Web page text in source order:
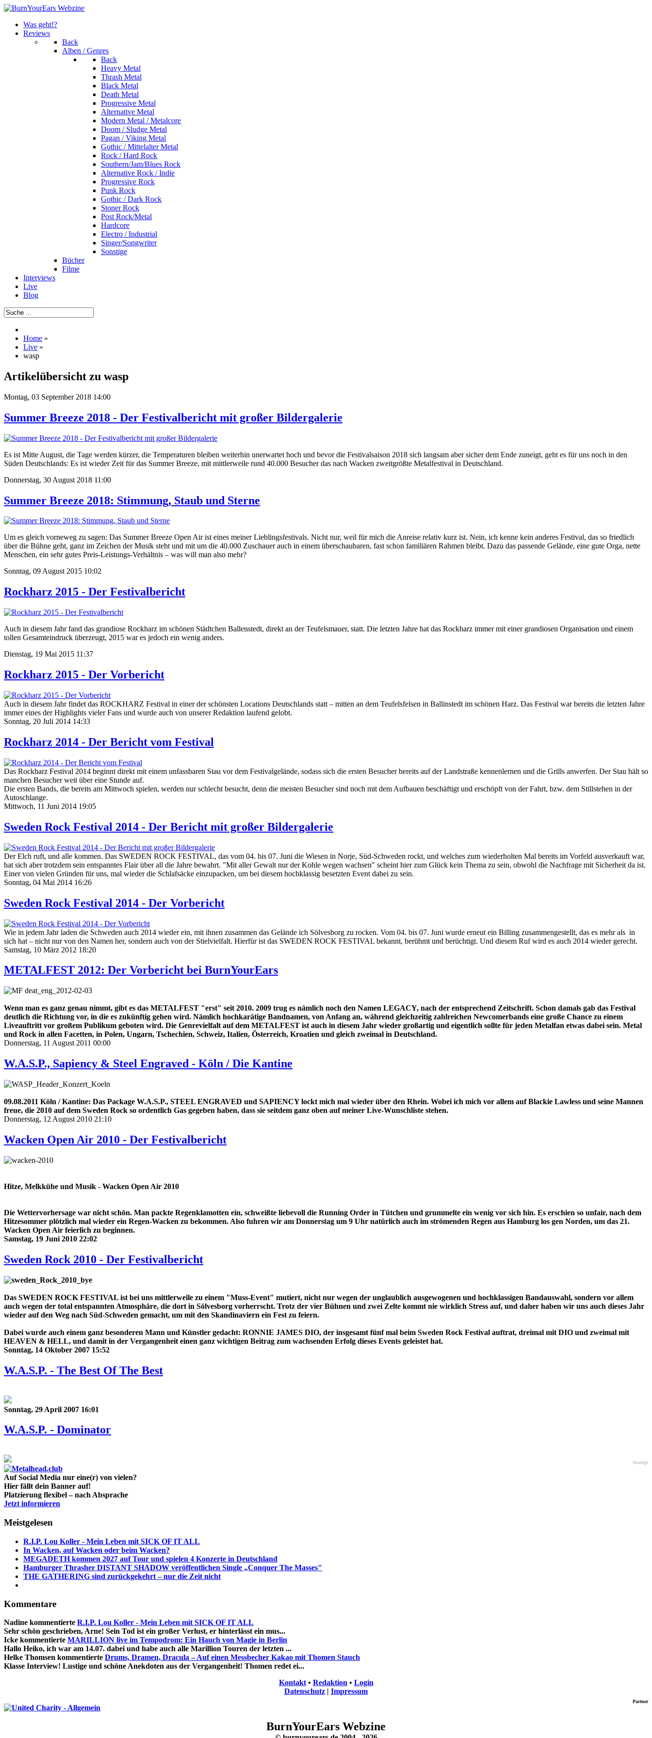
Was geht!?
Reviews
Back
Alben / Genres
Back
Heavy Metal
Thrash Metal
Black Metal
Death Metal
Progressive Metal
Alternative Metal
Modern Metal / Metalcore
Doom / Sludge Metal
Pagan / Viking Metal
Gothic / Mittelalter Metal
Rock / Hard Rock
Southern/Jam/Blues Rock
Alternative Rock / Indie
Progressive Rock
Punk Rock
Gothic / Dark Rock
Stoner Rock
Post Rock/Metal
Hardcore
Electro / Industrial
Singer/Songwriter
Sonstige
Bücher
Filme
Interviews
Live
Blog
Home »
Live »
wasp
Artikelübersicht zu wasp
Montag, 03 September 2018 14:00
Summer Breeze 2018 - Der Festivalbericht mit großer Bildergalerie
Es ist Mitte August, die Tage werden kürzer, die Temperaturen bleiben weiterhin unerwartet hoch und bevor die Festivalsaison 2018 sich langsam aber sicher dem Ende zuneigt, geht es für uns noch in den
Süden Deutschlands: Es ist wieder Zeit für das Summer Breeze, mit mittlerweile rund 40.000 Besucher das nach Wacken zweitgrößte Metalfestival in Deutschland.
Donnerstag, 30 August 2018 11:00
Summer Breeze 2018: Stimmung, Staub und Sterne
Um es gleich vorneweg zu sagen: Das Summer Breeze Open Air ist eines meiner Lieblingsfestivals. Nicht nur, weil für mich die Anreise relativ kurz ist. Nein, ich kenne kein anderes Festival, das so friedlich
über die Bühne geht, ganz im Zeichen der Musik steht und mit um die 40.000 Zuschauer auch in einem überschaubaren, fast schon familiären Rahmen bleibt. Dazu das passende Gelände, eine gute Orga, nette
Menschen, ein sehr gutes Preis-Leistungs-Verhältnis – was will man also mehr?
Sonntag, 09 August 2015 10:02
Rockharz 2015 - Der Festivalbericht
Auch in diesem Jahr fand das grandiose Rockharz im schönen Städtchen Ballenstedt, direkt an der Teufelsmauer, statt. Die letzten Jahre hat das Rockharz immer mit einer grandiosen Organisation und einem
tollen Gesamteindruck überzeugt, 2015 war es jedoch ein wenig anders.
Dienstag, 19 Mai 2015 11:37
Rockharz 2015 - Der Vorbericht
Auch in diesem Jahr findet das ROCKHARZ Festival in einer der schönsten Locations Deutschlands statt – mitten an dem Teufelsfelsen in Ballinstedt im schönen Harz. Das Festival war bereits die letzten Jahre
immer eines der Highlights vieler Fans und wurde auch von unserer Redaktion laufend gelobt.
Sonntag, 20 Juli 2014 14:33
Rockharz 2014 - Der Bericht vom Festival
Das Rockharz Festival 2014 beginnt direkt mit einem unfassbaren Stau vor dem Festivalgelände, sodass sich die ersten Besucher bereits auf der Landstraße kennenlernen und die Grills anwerfen. Der Stau hält so
manchen Besucher weit über eine Stunde auf.
Die ersten Bands, die bereits am Mittwoch spielen, werden nur schlecht besucht, denn die meisten Besucher sind noch mit dem Aufbauen beschäftigt und erschöpft von der Fahrt, bzw. dem Stillstehen in der
Autoschlange.
Mittwoch, 11 Juni 2014 19:05
Sweden Rock Festival 2014 - Der Bericht mit großer Bildergalerie
Der Elch ruft, und alle kommen. Das SWEDEN ROCK FESTIVAL, das vom 04. bis 07. Juni die Wiesen in Norje, Süd-Schweden rockt, und welches zum wiederholten Mal bereits im Vorfeld ausverkauft war,
hat sich aber trotzdem sein entspanntes Flair über all die Jahre bewahrt. "Mit aller Gewalt nur der Kohle wegen wachsen" scheint hier zum Glück kein Thema zu sein, obwohl die Nachfrage mit Sicherheit da ist.
Einer von vielen Gründen für uns, mal wieder die Schlafsäcke einzupacken, um bei diesem hochklassig besetzten Event dabei zu sein.
Sonntag, 04 Mai 2014 16:26
Sweden Rock Festival 2014 - Der Vorbericht
Wie in jedem Jahr laden die Schweden auch 2014 wieder ein, mit ihnen zusammen das Gelände ich Sölvesborg zu rocken. Vom 04. bis 07. Juni wurde erneut ein Billing zusammengestellt, das es mehr als in
sich hat – nicht nur von den Namen her, sondern auch von der Stielvielfalt. Hierfür ist das SWEDEN ROCK FESTIVAL bekannt, berühmt und berüchtigt. Und diesem Ruf wird es auch 2014 wieder gerecht.
Samstag, 10 März 2012 18:20
METALFEST 2012: Der Vorbericht bei BurnYourEars
Wenn man es ganz genau nimmt, gibt es das METALFEST "erst" seit 2010. 2009 trug es nämlich noch den Namen LEGACY, nach der entsprechend Zeitschrift. Schon damals gab das Festival
deutlich die Richtung vor, in die es zukünftig gehen wird. Nämlich hochkarätige Bandnamen, von Anfang an, während gleichzeitig zahlreichen Newcomerbands eine große Chance zu einem
Liveauftritt vor großem Publikum geboten wird. Die Genrevielfalt auf dem METALFEST ist auch in diesem Jahr wieder großartig und eigentlich sollte für jeden Metalfan etwas dabei sein. Metal
und Rock in allen Facetten, in Polen, Ungarn, Tschechien, Schweiz, Italien, Österreich, Kroatien und gleich zweimal in Deutschland.
Donnerstag, 11 August 2011 00:00
W.A.S.P., Sapiency & Steel Engraved - Köln / Die Kantine
09.08.2011 Köln / Kantine: Das Package W.A.S.P., STEEL ENGRAVED und SAPIENCY lockt mich mal wieder über den Rhein. Wobei ich mich vor allem auf Blackie Lawless und seine Mannen
freue, die 2010 auf dem Sweden Rock so ordentlich Gas gegeben haben, dass sie seitdem ganz oben auf meiner Live-Wunschliste stehen.
Donnerstag, 12 August 2010 21:10
Wacken Open Air 2010 - Der Festivalbericht
Hitze, Melkkühe und Musik - Wacken Open Air 2010
Die Wettervorhersage war nicht schön. Man packte Regenklamotten ein, schweißte liebevoll die Running Order in Tütchen und grummelte ein wenig vor sich hin. Es erschien so unfair, nach dem
Hitzesommer plötzlich mal wieder ein Regen-Wacken zu bekommen. Also fuhren wir am Donnerstag um 9 Uhr natürlich auch im strömenden Regen aus Hamburg los gen Norden, um das 21.
Wacken Open Air feierlich zu beginnen.
Samstag, 19 Juni 2010 22:02
Sweden Rock 2010 - Der Festivalbericht
Das SWEDEN ROCK FESTIVAL ist bei uns mittlerweile zu einem "Muss-Event" mutiert, nicht nur wegen der unglaublich ausgewogenen und hochklassigen Bandauswahl, sondern vor allem
auch wegen der total entspannten Atmosphäre, die dort in Sölvesborg vorherrscht. Trotz der vier Bühnen und zwei Zelte kommt nie wirklich Stress auf, und daher haben wir uns auch dieses Jahr
wieder auf den Weg nach Süd-Schweden gemacht, um mit den Skandinaviern ein Fest zu feiern.
Dabei wurde auch einem ganz besonderen Mann und Künstler gedacht: RONNIE JAMES DIO, der insgesamt fünf mal beim Sweden Rock Festival auftrat, dreimal mit DIO und zweimal mit
HEAVEN & HELL, und damit in der Vergangenheit einen ganz wichtigen Beitrag zum wachsenden Erfolg dieses Events geleistet hat.
Sonntag, 14 Oktober 2007 15:52
W.A.S.P. - The Best Of The Best
Sonntag, 29 April 2007 16:01
W.A.S.P. - Dominator
Anzeige
Auf Social Media nur eine(r) von vielen?
Hier fällt dein Banner auf!
Platzierung flexibel – nach Absprache
Jetzt informieren
Meistgelesen
R.I.P. Lou Koller - Mein Leben mit SICK OF IT ALL
In Wacken, auf Wacken oder beim Wacken?
MEGADETH kommen 2027 auf Tour und spielen 4 Konzerte in Deutschland
Hamburger Thrasher DISTANT SHADOW veröffentlichen Single „Conquer The Masses"
THE GATHERING sind zurückgekehrt – nur die Zeit nicht
Kommentare
Nadine kommentierte R.I.P. Lou Koller - Mein Leben mit SICK OF IT ALL
Sehr schön geschrieben, Arne! Sein Tod ist ein großer Verlust, er hinterlässt ein mus...
Icke kommentierte MARILLION live im Tempodrom: Ein Hauch von Magie in Berlin
Hallo Heiko, ich war am 14.07. dabei und habe auch alle Marillion Touren der letzten ...
Helke Thomsen kommentierte Drums, Dramen, Dracula – Auf einen Messbecher Kakao mit Thomen Stauch
Klasse Interview! Lustige und schöne Anekdoten aus der Vergangenheit! Thomen redet ei...
Kontakt• Redaktion • Login
Datenschutz | Impressum
Partner
BurnYourEars Webzine